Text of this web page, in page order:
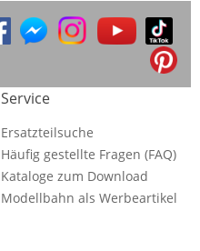
Service
Ersatzteilsuche
Häufig gestellte Fragen (FAQ)
Kataloge zum Download
Modellbahn als Werbeartikel